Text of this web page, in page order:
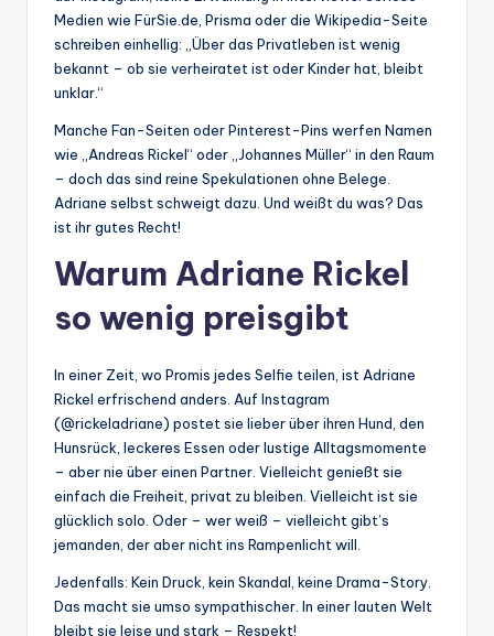
Medien wie FürSie.de, Prisma oder die Wikipedia-Seite
schreiben einhellig: „Über das Privatleben ist wenig
bekannt – ob sie verheiratet ist oder Kinder hat, bleibt
unklar.“
Manche Fan-Seiten oder Pinterest-Pins werfen Namen
wie „Andreas Rickel“ oder „Johannes Müller“ in den Raum
– doch das sind reine Spekulationen ohne Belege.
Adriane selbst schweigt dazu. Und weißt du was? Das
ist ihr gutes Recht!
Warum Adriane Rickel
so wenig preisgibt
In einer Zeit, wo Promis jedes Selfie teilen, ist Adriane
Rickel erfrischend anders. Auf Instagram
(@rickeladriane) postet sie lieber über ihren Hund, den
Hunsrück, leckeres Essen oder lustige Alltagsmomente
– aber nie über einen Partner. Vielleicht genießt sie
einfach die Freiheit, privat zu bleiben. Vielleicht ist sie
glücklich solo. Oder – wer weiß – vielleicht gibt’s
jemanden, der aber nicht ins Rampenlicht will.
Jedenfalls: Kein Druck, kein Skandal, keine Drama-Story.
Das macht sie umso sympathischer. In einer lauten Welt
bleibt sie leise und stark – Respekt!